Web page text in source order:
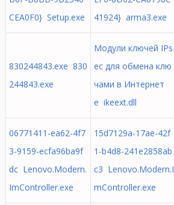
CEA0F0} Setup.exe
41924} arma3.exe
830244843.exe 830
244843.exe
Модули ключей IPs
ec для обмена клю
чами в Интернет
е ikeext.dll
06771411-ea62-4f7
3-9159-ecfa96ba9f
dc Lenovo.Modern.
ImController.exe
15d7129a-17ae-42f
1-b4d8-241e2858ab
c3 Lenovo.Modern.I
mController.exe